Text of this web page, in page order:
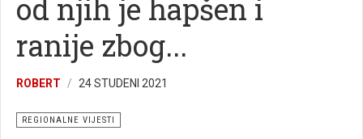
od njih je hapšen i
ranije zbog...
ROBERT 24 STUDENI 2021
REGIONALNE VIJESTI